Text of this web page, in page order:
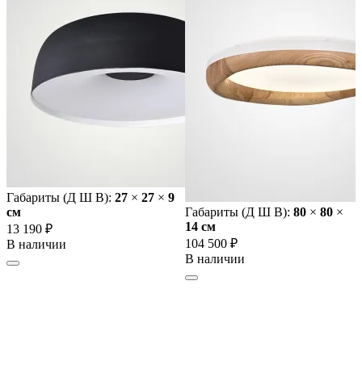
Габариты (Д Ш В): 27 × 27 × 9
cм
13 190 ₽
В наличии
Габариты (Д Ш В): 80 × 80 ×
14 cм
104 500 ₽
В наличии